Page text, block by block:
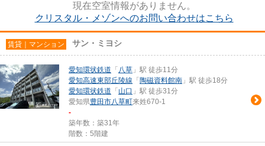
現在空室情報がありません。
クリスタル・メゾンへのお問い合わせはこちら
賃貸｜マンション サン・ミヨシ
愛知環状鉄道 「 八草 」駅 徒歩11分
愛知高速東部丘陵線 「 陶磁資料館南 」駅 徒歩18分
愛知環状鉄道 「 山口 」駅 徒歩31分
愛知県豊田市八草町来姓670-1
-
築年数：築31年
階数：5階建